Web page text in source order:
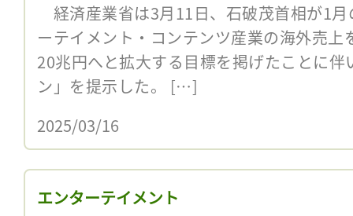
経済産業省は3月11日、石破茂首相が1
ーテイメント・コンテンツ産業の海外売
20兆円へと拡大する目標を掲げたことに
ン」を提示した。 […]
2025/03/16
エンターテイメント